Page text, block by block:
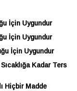
İçin Uygundur
İçin Uygundur
İçin Uygundur
Kadar Ters
Hiçbir Madde